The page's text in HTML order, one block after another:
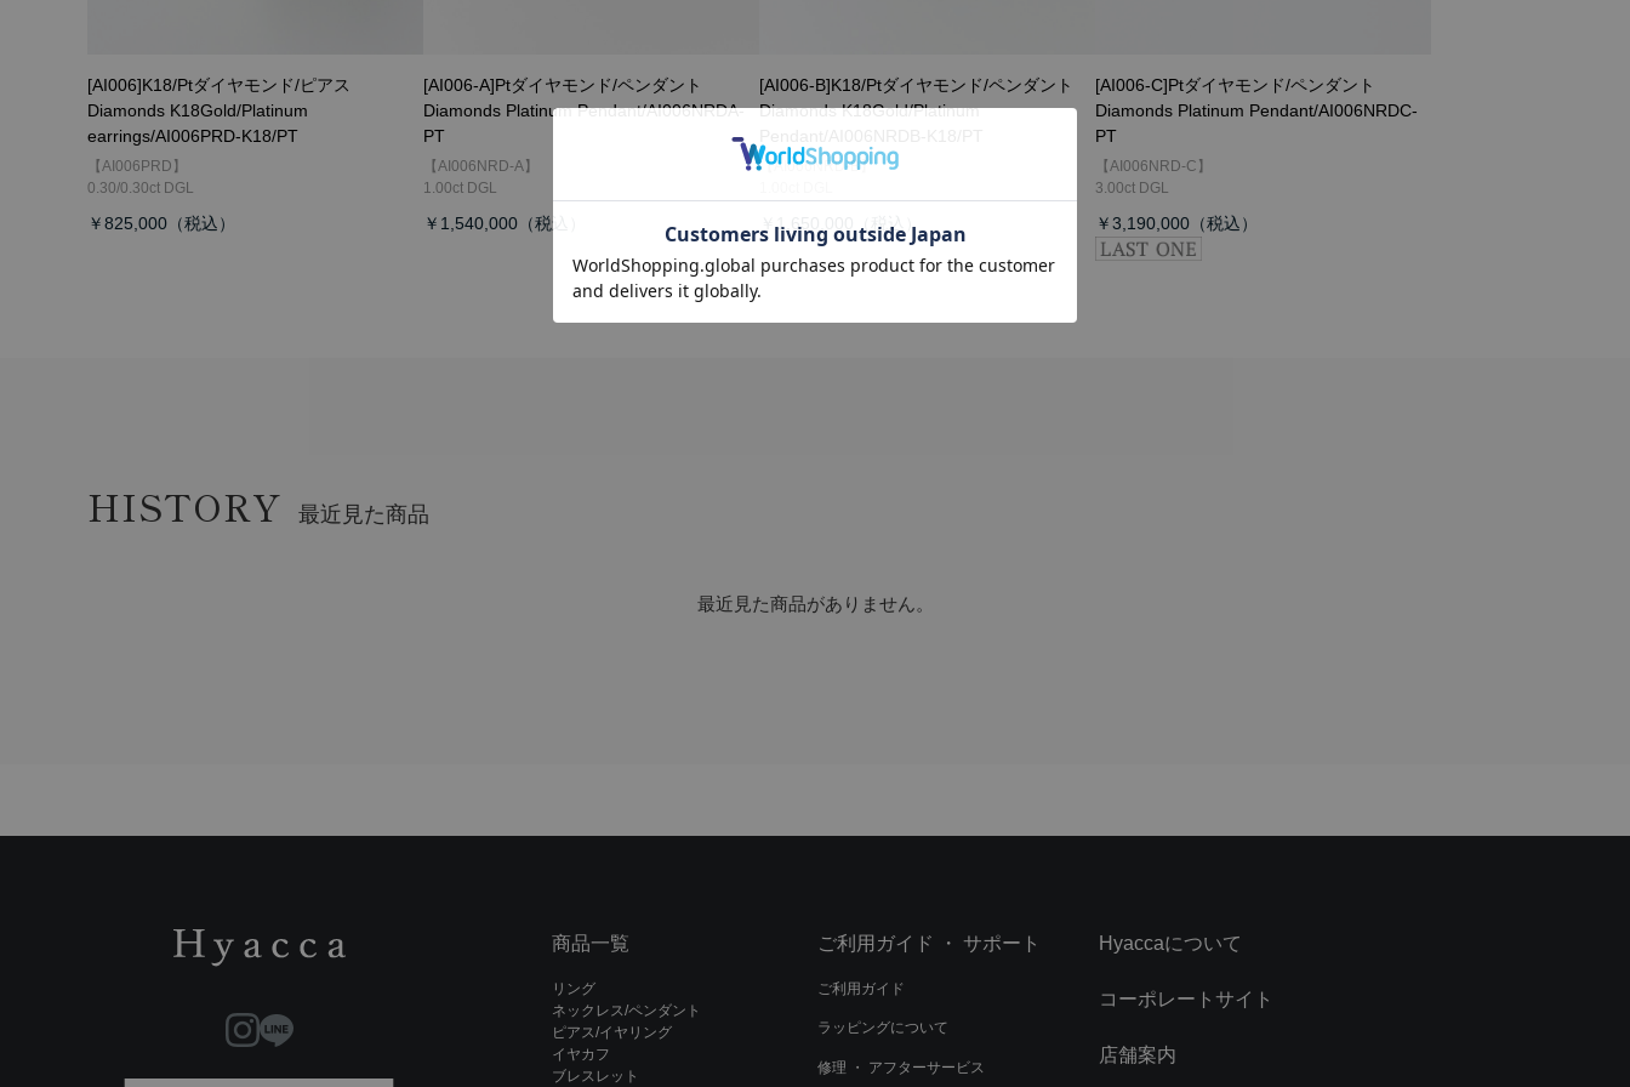
[AI006]K18/Ptダイヤモンド/ピアス
Diamonds K18Gold/Platinum
earrings/AI006PRD-K18/PT
【AI006PRD】
0.30/0.30ct DGL
￥825,000
[AI006-A]Ptダイヤモンド/ペンダント
Diamonds Platinum Pendant/AI006NRDA-
PT
【AI006NRD-A】
1.00ct DGL
￥1,540,000
[AI006-B]K18/Ptダイヤモンド/ペンダント
Diamonds K18Gold/Platinum
【AI006NRD-B】
￥1,650,000
[AI006-C]Ptダイヤモンド/ペンダント
Diamonds Platinum Pendant/AI006NRDC-
PT
【AI006NRD-C】
3.00ct DGL
￥3,190,000
HISTORY
最近見た商品がありません。
商品一覧
リング
ネックレス/ペンダント
ピアス/イヤリング
イヤカフ
ブレスレット
ご利用ガイド ・ サポート
ご利用ガイド
ラッピングについて
修理 ・ アフターサービス
Hyaccaについて
コーポレートサイト
店舗案内